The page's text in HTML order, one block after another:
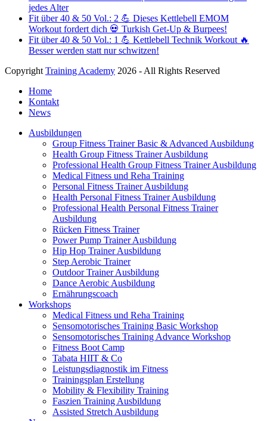
jedes Alter
Fit über 40 & 50 Vol.: 2 💪 Dieses Kettlebell EMOM
Workout fordert dich 💀 Turkish Get-Up & Burpees!
Fit über 40 & 50 Vol.: 1 💪 Kettlebell Technik Workout 🔥
Besser werden statt nur schwitzen!
Copyright Training Academy 2026 - All Rights Reserved
Home
Kontakt
News
Ausbildungen
Group Fitness Trainer Basic & Advanced Ausbildung
Health Group Fitness Trainer Ausbildung
Professional Health Group Fitness Trainer Ausbildung
Medical Fitness und Reha Training
Personal Fitness Trainer Ausbildung
Health Personal Fitness Trainer Ausbildung
Professional Health Personal Fitness Trainer
Ausbildung
Rücken Fitness Trainer
Power Pump Trainer Ausbildung
Hip Hop Trainer Ausbildung
Step Aerobic Trainer
Outdoor Trainer Ausbildung
Dance Aerobic Ausbildung
Ernährungscoach
Workshops
Medical Fitness und Reha Training
Sensomotorisches Training Basic Workshop
Sensomotorisches Training Advance Workshop
Fitness Boot Camp
Tabata HIIT & Co
Leistungsdiagnostik im Fitness
Trainingsplan Erstellung
Mobility & Flexibility Training
Faszien Training Ausbildung
Assisted Stretch Ausbildung